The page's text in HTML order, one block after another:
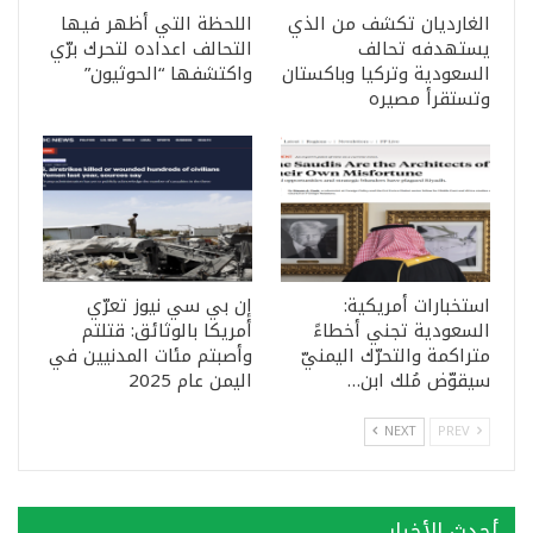
الغارديان تكشف من الذي
يستهدفه تحالف
السعودية وتركيا وباكستان
وتستقرأ مصيره
اللحظة التي أظهر فيها
التحالف اعداده لتحرك برّي
واكتشفها “الحوثيون”
استخبارات أمريكية:
السعودية تجني أخطاءً
متراكمة والتحرّك اليمنيّ
سيقوّض مُلك ابن…
إن بي سي نيوز تعرّي
أمريكا بالوثائق: قتلتم
وأصبتم مئات المدنيين في
اليمن عام 2025
NEXT